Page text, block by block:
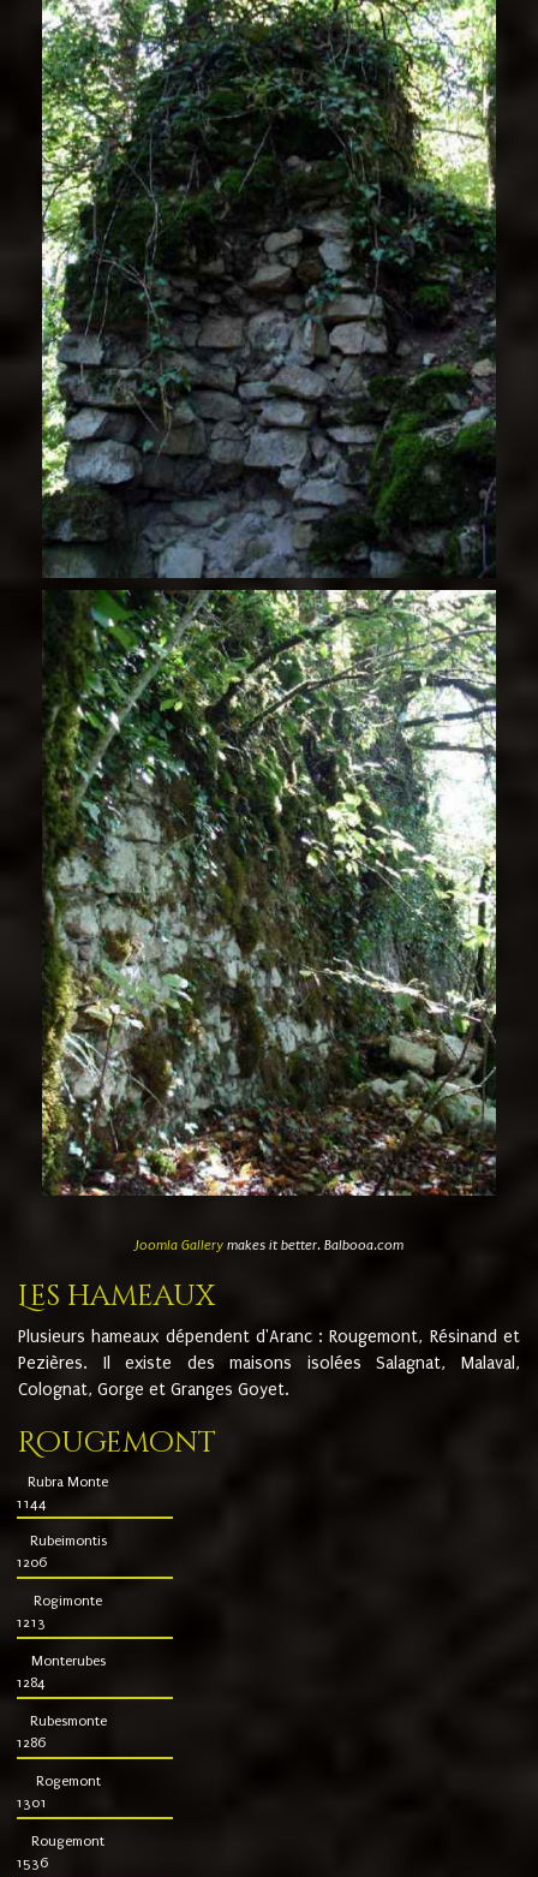
Joomla Gallerymakes it better. Balbooa.com
Les hameaux
Plusieurs hameaux dépendent d'Aranc : Rougemont, Résinand et
Pezières. Il existe des maisons isolées Salagnat, Malaval,
Colognat, Gorge et Granges Goyet.
Rougemont
Rubra Monte
1144
Rubeimontis
1206
Rogimonte
1213
Monterubes
1284
Rubesmonte
1286
Rogemont
1301
Rougemont
1536